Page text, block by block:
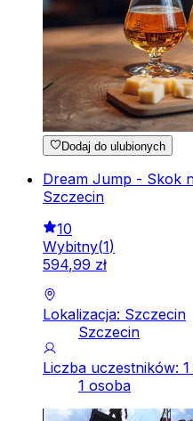
Dodaj do ulubionych
Dream Jump - Skok
Szczecin
10
Wybitny(1)
594,99 zł
Lokalizacja: Szczecin
Szczecin
Liczba uczestników:
1 osoba